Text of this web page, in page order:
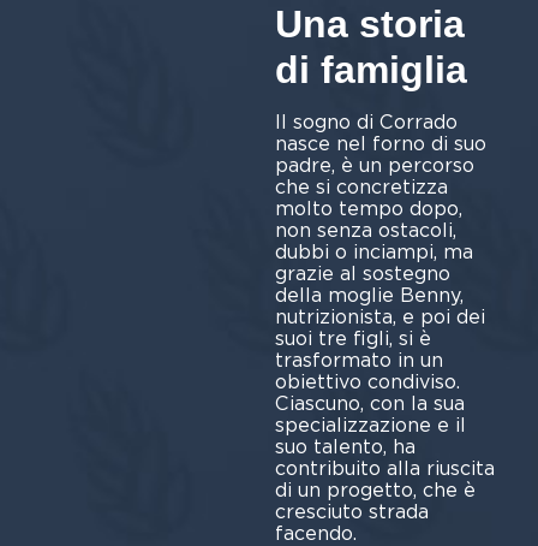
Una storia
di famiglia
Il sogno di Corrado
nasce nel forno di suo
padre, è un percorso
che si concretizza
molto tempo dopo,
non senza ostacoli,
dubbi o inciampi, ma
grazie al sostegno
della moglie Benny,
nutrizionista, e poi dei
suoi tre figli, si è
trasformato in un
obiettivo condiviso.
Ciascuno, con la sua
specializzazione e il
suo talento, ha
contribuito alla riuscita
di un progetto, che è
cresciuto strada
facendo.